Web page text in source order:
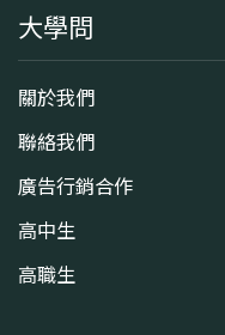
大學問
關於我們
聯絡我們
廣告行銷合作
高中生
高職生